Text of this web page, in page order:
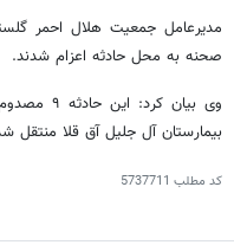
مدیرعامل جمعیت هلال احمر
صحنه به محل حادثه اعزام شدند.
وی بیان
بیمارستان آل جلیل آق قلا منتقل
کد مطلب 5737711